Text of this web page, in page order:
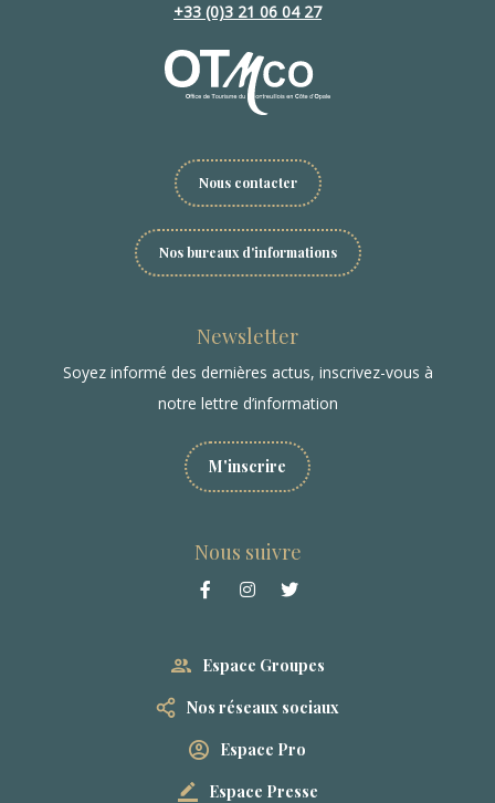
+33 (0)3 21 06 04 27
Nous contacter
Nos bureaux d'informations
Newsletter
Soyez informé des dernières actus, inscrivez-vous à
notre lettre d’information
M'inscrire
Nous suivre
Espace Groupes
Nos réseaux sociaux
Espace Pro
Espace Presse